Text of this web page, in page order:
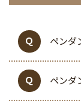
ペンダ
ペンダ